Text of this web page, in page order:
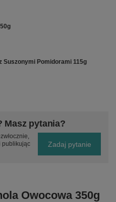
Suszonymi Pomidorami 115g
Masz pytania?
publikując
Zadaj pytanie
Owocowa 350g